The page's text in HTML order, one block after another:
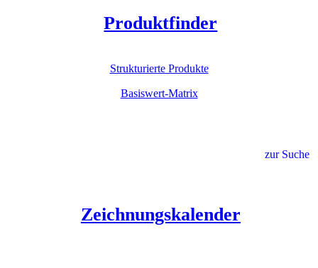
Produktfinder
Strukturierte Produkte
Basiswert-Matrix
zur Suche
Zeichnungskalender